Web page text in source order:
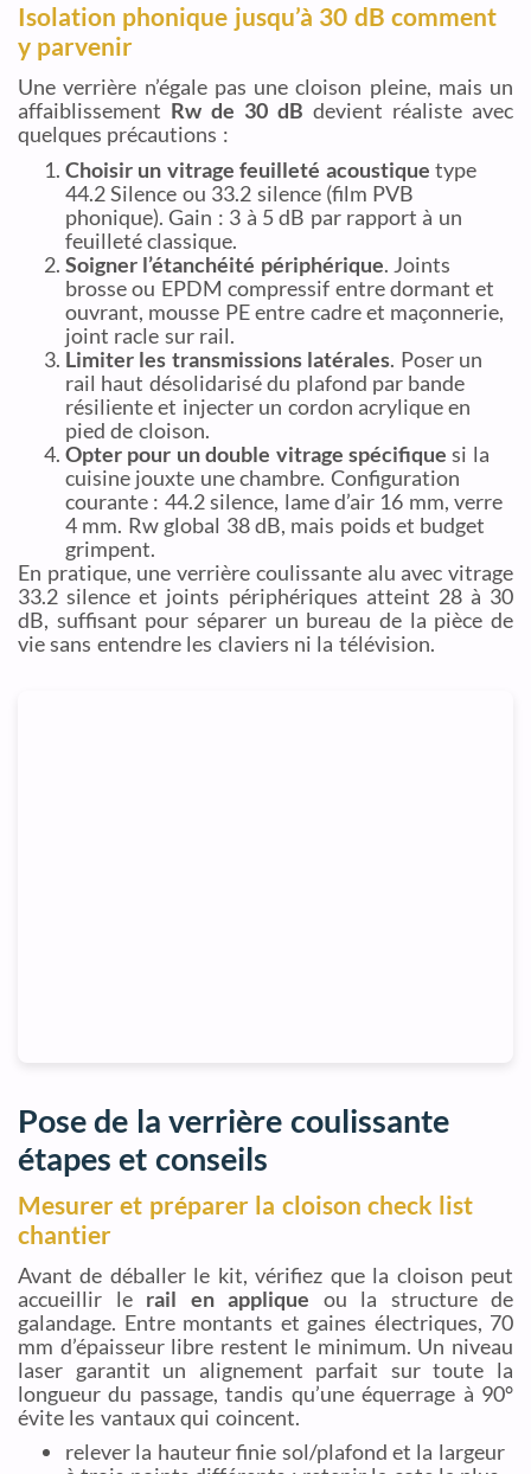
Isolation phonique jusqu’à 30 dB comment
y parvenir
Une verrière n’égale pas une cloison pleine, mais un
affaiblissement Rw de 30 dB devient réaliste avec
quelques précautions :
Choisir un vitrage feuilleté acoustique type
44.2 Silence ou 33.2 silence (film PVB
phonique). Gain : 3 à 5 dB par rapport à un
feuilleté classique.
Soigner l’étanchéité périphérique. Joints
brosse ou EPDM compressif entre dormant et
ouvrant, mousse PE entre cadre et maçonnerie,
joint racle sur rail.
Limiter les transmissions latérales. Poser un
rail haut désolidarisé du plafond par bande
résiliente et injecter un cordon acrylique en
pied de cloison.
Opter pour un double vitrage spécifique si la
cuisine jouxte une chambre. Configuration
courante : 44.2 silence, lame d’air 16 mm, verre
4 mm. Rw global 38 dB, mais poids et budget
grimpent.
En pratique, une verrière coulissante alu avec vitrage
33.2 silence et joints périphériques atteint 28 à 30
dB, suffisant pour séparer un bureau de la pièce de
vie sans entendre les claviers ni la télévision.
Pose de la verrière coulissante
étapes et conseils
Mesurer et préparer la cloison check list
chantier
Avant de déballer le kit, vérifiez que la cloison peut
accueillir le rail en applique ou la structure de
galandage. Entre montants et gaines électriques, 70
mm d’épaisseur libre restent le minimum. Un niveau
laser garantit un alignement parfait sur toute la
longueur du passage, tandis qu’une équerrage à 90°
évite les vantaux qui coincent.
relever la hauteur finie sol/plafond et la largeur